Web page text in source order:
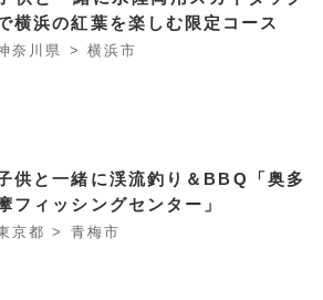
横浜の紅葉を楽しむ限定コース
奈川県 > 横浜市
供と一緒に渓流釣り＆BBQ「奥多
フィッシングセンター」
京都 > 青梅市